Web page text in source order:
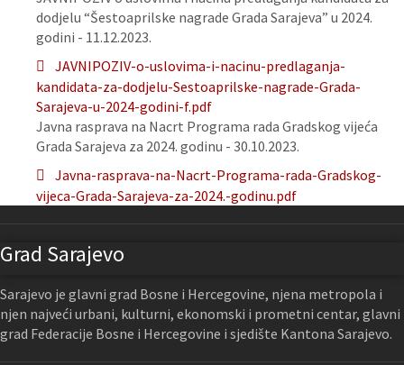
dodjelu “Šestoaprilske nagrade Grada Sarajeva” u 2024.
godini - 11.12.2023.
JAVNIPOZIV-o-uslovima-i-nacinu-predlaganja-
kandidata-za-dodjelu-Sestoaprilske-nagrade-Grada-
Sarajeva-u-2024-godini-f.pdf
Javna rasprava na Nacrt Programa rada Gradskog vijeća
Grada Sarajeva za 2024. godinu - 30.10.2023.
Javna-rasprava-na-Nacrt-Programa-rada-Gradskog-
vijeca-Grada-Sarajeva-za-2024.-godinu.pdf
Grad Sarajevo
Sarajevo je glavni grad Bosne i Hercegovine, njena metropola i
njen najveći urbani, kulturni, ekonomski i prometni centar, glavni
grad Federacije Bosne i Hercegovine i sjedište Kantona Sarajevo.